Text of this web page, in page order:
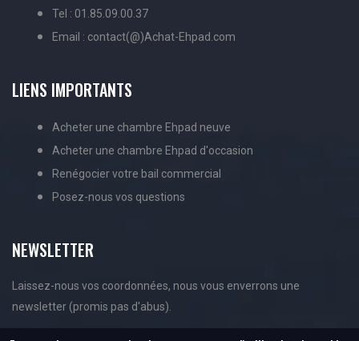
Tel : 01.85.09.00.37
Email : contact(@)Achat-Ehpad.com
LIENS IMPORTANTS
Acheter une chambre Ehpad neuve
Acheter une chambre Ehpad d'occasion
Renégocier votre bail commercial
Posez-nous vos questions
NEWSLETTER
Laissez-nous vos coordonnées, nous vous enverrons une
newsletter (promis pas d'abus).